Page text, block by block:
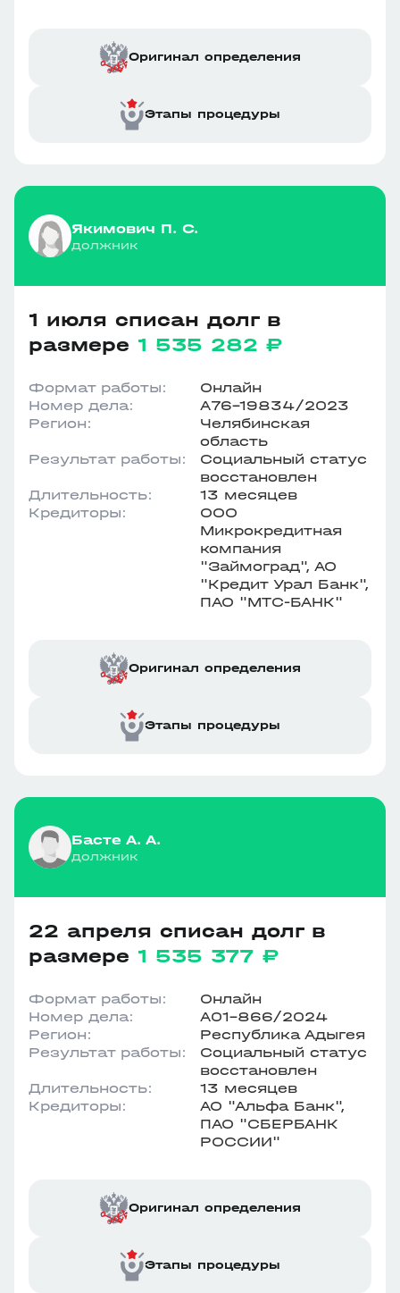
Оригинал определения
Этапы процедуры
Якимович П. С.
должник
1 июля списан долг в
размере 1 535 282 ₽
Формат работы:
Онлайн
Номер дела:
А76-19834/2023
Регион:
Челябинская
область
Результат работы:
Социальный статус
восстановлен
Длительность:
13 месяцев
Кредиторы:
ООО
Микрокредитная
компания
"Займоград", АО
"Кредит Урал Банк",
ПАО "МТС-БАНК"
Оригинал определения
Этапы процедуры
Басте А. А.
должник
22 апреля списан долг в
размере 1 535 377 ₽
Формат работы:
Онлайн
Номер дела:
А01-866/2024
Регион:
Республика Адыгея
Результат работы:
Социальный статус
восстановлен
Длительность:
13 месяцев
Кредиторы:
АО "Альфа Банк",
ПАО "СБЕРБАНК
РОССИИ"
Оригинал определения
Этапы процедуры